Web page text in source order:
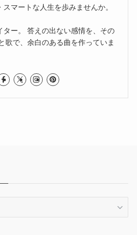
マートな人生を歩みませんか。
ター。 答えの出ない感情を、その
歌で、余白のある曲を作っていま